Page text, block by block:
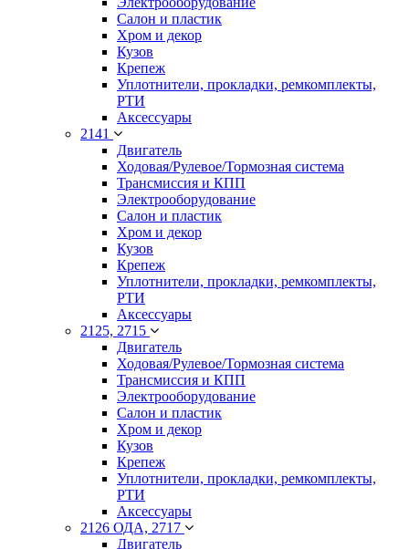
Салон и пластик
Хром и декор
Кузов
Крепеж
Уплотнители, прокладки, ремкомплекты,
РТИ
Аксессуары
2141
Двигатель
Ходовая/Рулевое/Тормозная система
Трансмиссия и КПП
Электрооборудование
Салон и пластик
Хром и декор
Кузов
Крепеж
Уплотнители, прокладки, ремкомплекты,
РТИ
Аксессуары
2125, 2715
Двигатель
Ходовая/Рулевое/Тормозная система
Трансмиссия и КПП
Электрооборудование
Салон и пластик
Хром и декор
Кузов
Крепеж
Уплотнители, прокладки, ремкомплекты,
РТИ
Аксессуары
2126 ОДА, 2717
Двигатель